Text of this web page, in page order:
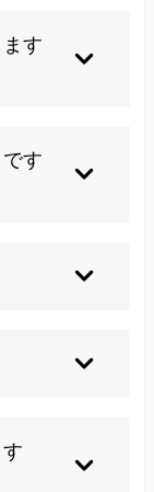
がありま
す
す
です。